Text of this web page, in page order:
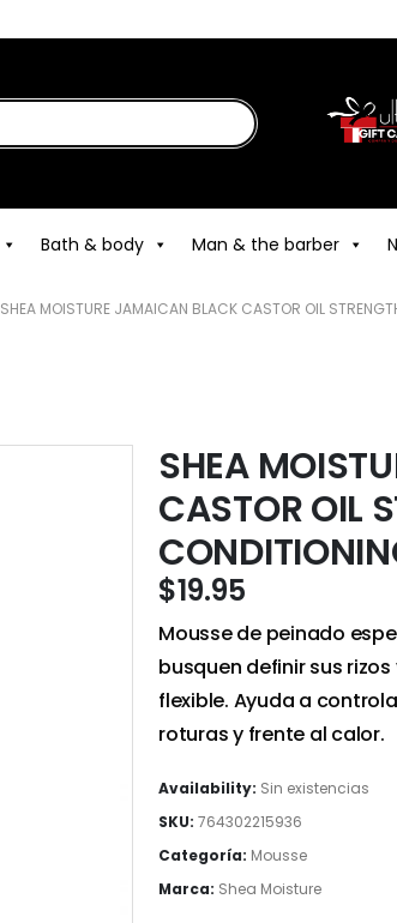
Bath & body Man & the barber
SHEA MOISTURE JAMAICAN BLACK CASTOR OIL
SHEA
CASTOR OIL
$19.95
Mousse de peinado
busquen definir sus
flexible. Ayuda a
roturas y frente al calor.
Availability: Sin existencias
SKU: 764302215936
Categoría: Mousse
Marca: Shea Moisture